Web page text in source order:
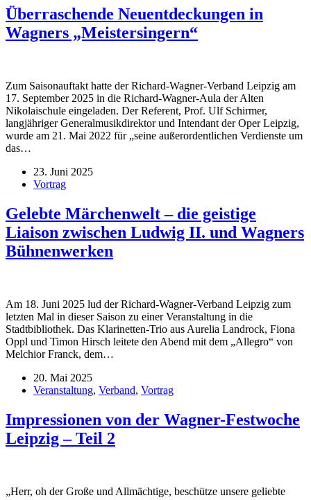
Überraschende Neuentdeckungen in
Wagners „Meistersingern“
Zum Saisonauftakt hatte der Richard-Wagner-Verband Leipzig am
17. September 2025 in die Richard-Wagner-Aula der Alten
Nikolaischule eingeladen. Der Referent, Prof. Ulf Schirmer,
langjähriger Generalmusikdirektor und Intendant der Oper Leipzig,
wurde am 21. Mai 2022 für „seine außerordentlichen Verdienste um
das…
23. Juni 2025
Vortrag
Gelebte Märchenwelt – die geistige
Liaison zwischen Ludwig II. und Wagners
Bühnenwerken
Am 18. Juni 2025 lud der Richard-Wagner-Verband Leipzig zum
letzten Mal in dieser Saison zu einer Veranstaltung in die
Stadtbibliothek. Das Klarinetten-Trio aus Aurelia Landrock, Fiona
Oppl und Timon Hirsch leitete den Abend mit dem „Allegro“ von
Melchior Franck, dem…
20. Mai 2025
Veranstaltung, Verband, Vortrag
Impressionen von der Wagner-Festwoche
Leipzig – Teil 2
„Herr, oh der Große und Allmächtige, beschütze unsere geliebte